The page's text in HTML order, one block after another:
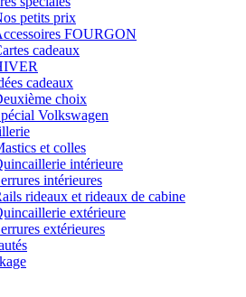
petits prix
FOURGON
cadeaux
cadeaux
choix
Volkswagen
et colles
intérieure
intérieures
rideaux et rideaux de cabine
extérieure
extérieures